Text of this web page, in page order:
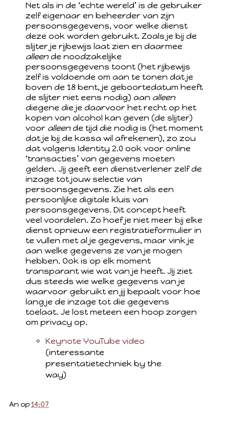
Net als in de ‘echte wereld’ is de gebruiker
zelf eigenaar en beheerder van zijn
persoonsgegevens, voor welke dienst
deze ook worden gebruikt. Zoals je bij de
slijter je rijbewijs laat zien en daarmee
alleen de noodzakelijke
persoonsgegevens toont (het rijbewijs
zelf is voldoende om aan te tonen dat je
boven de 18 bent, je geboortedatum heeft
de slijter niet eens nodig) aan alleen
diegene die je daarvoor het recht op het
kopen van alcohol kan geven (de slijter)
voor alleen de tijd die nodig is (het moment
dat je bij de kassa wil afrekenen), zo zou
dat volgens Identity 2.0 ook voor online
‘transacties’ van gegevens moeten
gelden. Jij geeft een dienstverlener zelf de
inzage tot jouw selectie van
persoonsgegevens. Zie het als een
persoonlijke digitale kluis van
persoonsgegevens. Dit concept heeft
veel voordelen. Zo hoef je niet meer bij elke
dienst opnieuw een registratieformulier in
te vullen met al je gegevens, maar vink je
aan welke gegevens ze van je mogen
hebben. Ook is op elk moment
transparant wie wat van je heeft. Jij ziet
dus steeds wie welke gegevens van je
waarvoor gebruikt en jij bepaalt voor hoe
lang je de inzage tot die gegevens
toelaat. Je lost meteen een hoop zorgen
om privacy op.
Keynote YouTube video
(interessante
presentatietechniek by the
way)
An op14:07